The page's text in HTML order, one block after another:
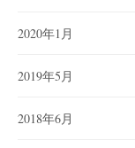
2020年1月
2019年5月
2018年6月